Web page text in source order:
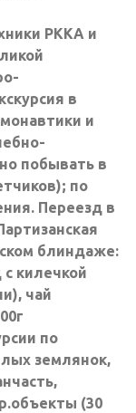
РККА и
в
и
побывать в
по
Переезд в
блиндаже:
килечкой
чай
по
землянок,
(30